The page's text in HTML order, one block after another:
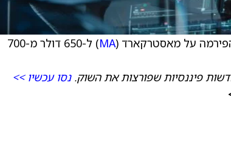
על מאסטרקארד (MA
) ל-650 דולר מ-700
פיננסיות שפורצות את השוק.נסו עכשיו >>